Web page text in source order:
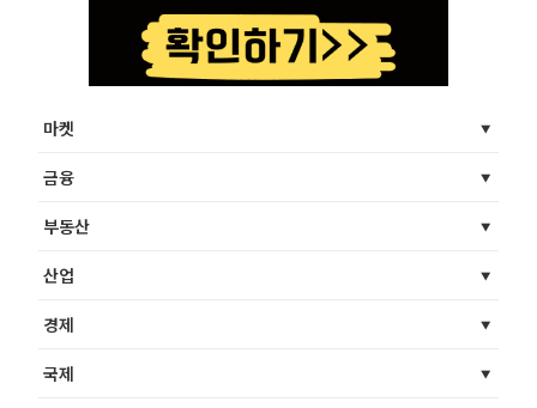
마켓
금융
부동산
산업
경제
국제